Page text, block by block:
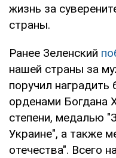
жизнь за
страны.
Ранее Зеленский
нашей страны за
поручил
орденами Богдана
степени, медалью
Украине", а также
отечества". Всего